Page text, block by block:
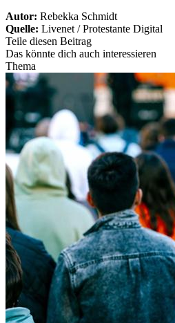
Autor: Rebekka Schmidt
Quelle: Livenet / Protestante Digital
Teile diesen Beitrag
Das könnte dich auch interessieren
Thema